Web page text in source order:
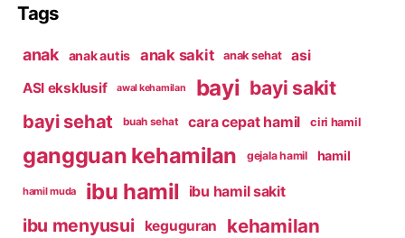
Tags
anak anak autis anak sakit anak sehat
asi
ASI eksklusif
awal kehamilan bayi bayi sakit
bayi sehat buah sehat cara cepat hamil ciri hamil
gangguan kehamilan gejala hamil hamil
hamil muda ibu hamil ibu hamil sakit
ibu menyusui keguguran kehamilan